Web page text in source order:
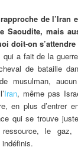
de l’Iran
Saoudite, mais
doit-on s’attendre
qui a fait de la
de bataille
musulman,
Iran, même pas
en plus d’entrer
qui se trouve
le gaz,